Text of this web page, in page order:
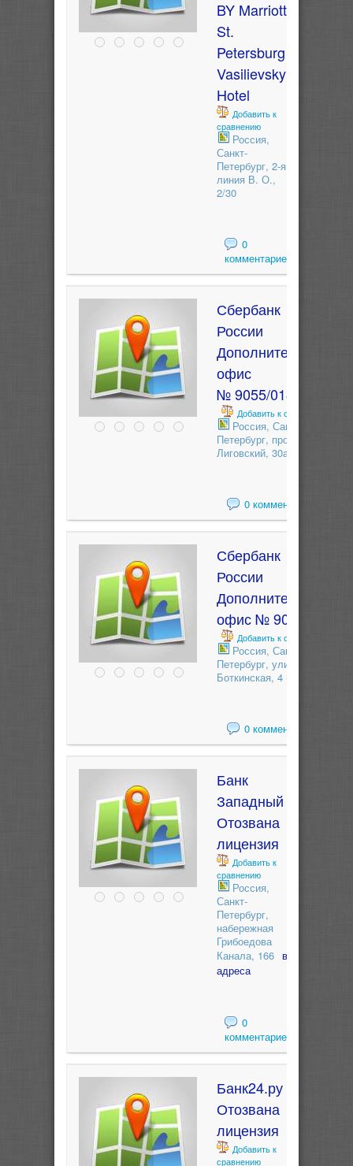
BY Marriott
St.
Petersburg
Vasilievsky
Hotel
Добавить к
сравнению
Россия,
Санкт-
Петербург, 2-я
линия В. О.,
2/30
0
комментариев
Сбербанк
России
Дополнительный
офис
№ 9055/01811
Добавить к сравнению
Россия, Санкт-
Петербург, проспект
Лиговский, 30а
0 комментариев
Сбербанк
России
Дополнительный
офис № 9055/04
Добавить к сравнению
Россия, Санкт-
Петербург, улица
Боткинская, 4 - лит.А
0 комментариев
Банк
Западный
Отозвана
лицензия
Добавить к
сравнению
Россия,
Санкт-
Петербург,
набережная
Грибоедова
Канала, 166 все
адреса
0
комментариев
Банк24.ру
Отозвана
лицензия
Добавить к
сравнению